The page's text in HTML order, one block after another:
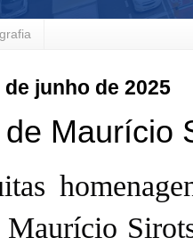
junho de 2025
Maurício
Maurício